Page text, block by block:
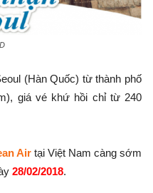
(Hàn Quốc) từ thành phố
giá vé khứ hồi chỉ từ 240
Air tại Việt Nam càng sớm
28/02/2018.